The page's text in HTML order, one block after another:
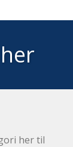
her til